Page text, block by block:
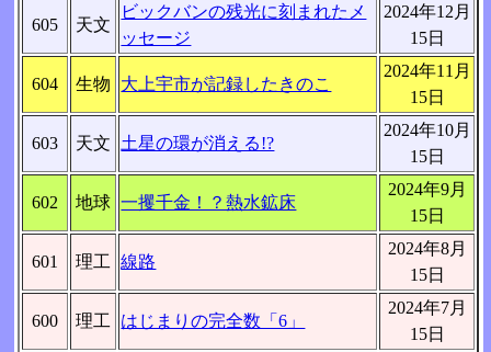
605 天文
ビックバンの残光に刻まれたメ
ッセージ
2024年12月
15日
604 生物 大上宇市が記録したきのこ
2024年11月
15日
603 天文 土星の環が消える!?
2024年10月
15日
602 地球 一攫千金！？熱水鉱床
2024年9月
15日
601 理工 線路
2024年8月
15日
600 理工 はじまりの完全数「6」
2024年7月
15日